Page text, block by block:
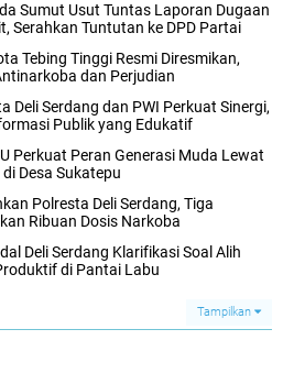
Sumut Usut Tuntas Laporan Dugaan
Serahkan Tuntutan ke DPD Partai
Tebing Tinggi Resmi Diresmikan,
dan Perjudian
Deli Serdang dan PWI Perkuat Sinergi,
Publik yang Edukatif
Perkuat Peran Generasi Muda Lewat
Desa Sukatepu
Polresta Deli Serdang, Tiga
Ribuan Dosis Narkoba
Deli Serdang Klarifikasi Soal Alih
di Pantai Labu
Tampilkan